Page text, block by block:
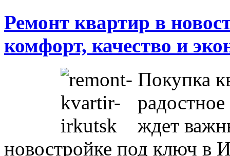
Ремонт квартир в
комфорт, качество и
Покупка
ждет
новостройке под ключ в